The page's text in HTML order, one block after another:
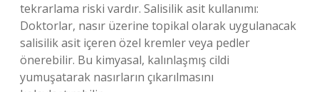
tekrarlama riski vardır. Salisilik asit kullanımı:
Doktorlar, nasır üzerine topikal olarak uygulanacak
salisilik asit içeren özel kremler veya pedler
önerebilir. Bu kimyasal, kalınlaşmış cildi
yumuşatarak nasırların çıkarılmasını